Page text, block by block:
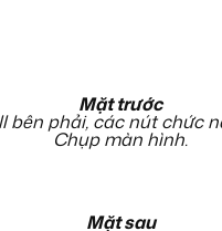
Mặt trước
phải, các nút chức
Chụp màn hình.
Mặt sau